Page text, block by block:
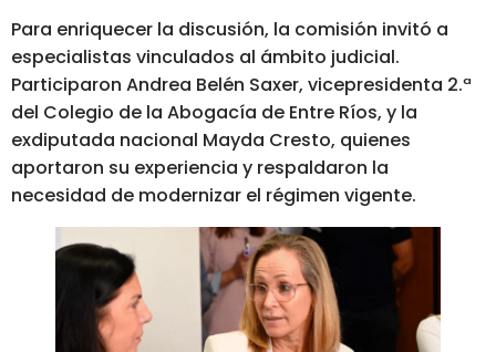
Para enriquecer la discusión, la comisión invitó a
especialistas vinculados al ámbito judicial.
Participaron Andrea Belén Saxer, vicepresidenta 2.ª
del Colegio de la Abogacía de Entre Ríos, y la
exdiputada nacional Mayda Cresto, quienes
aportaron su experiencia y respaldaron la
necesidad de modernizar el régimen vigente.